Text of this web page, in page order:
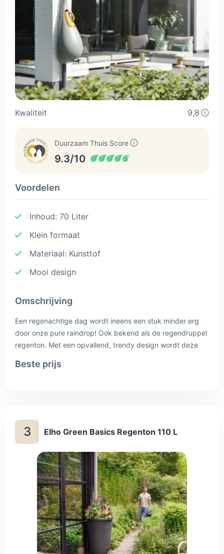
Kwaliteit 9,8
Duurzaam Thuis Score
9.3/10
Voordelen
Inhoud: 70 Liter
Klein formaat
Materiaal: Kunsttof
Mooi design
Omschrijving
Een regenachtige dag wordt ineens een stuk minder erg
door onze pure raindrop! Ook bekend als de regendruppel
regenton. Met een opvallend, trendy design wordt deze
tuin, maar zorgt het er ook voor dat je regenwater kan
Beste prijs
3 Elho Green Basics Regenton 110 L